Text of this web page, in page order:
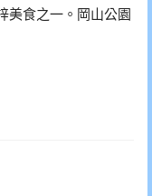
美食之一。岡山公園